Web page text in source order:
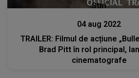
Stiri
04 aug 2022
TRAILER: Filmul de acțiune
Brad Pitt în rol principal,
cinematografe